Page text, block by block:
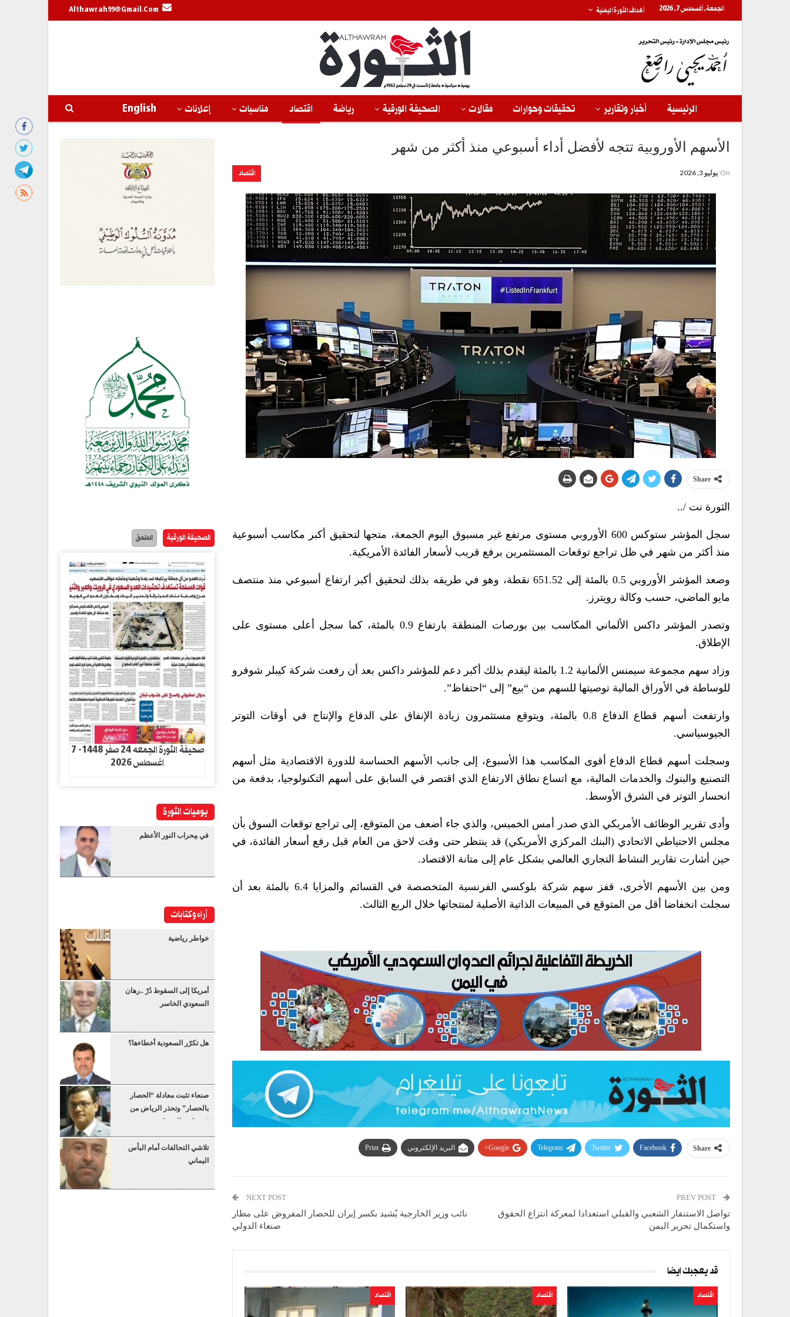
الجمعة, أغسطس 7, 2026 أهداف الثورة اليمنية Althawrah99@gmail.com
الرئيسية أخبار وتقارير تحقيقات وحوارات مقالات الصحيفة الورقية رياضة اقتصاد مناسبات إعلانات English
الأسهم الأوروبية تتجه لأفضل أداء أسبوعي منذ أكثر من شهر
اقتصاد On يوليو 3, 2026
Share
الثورة نت /..
سجل المؤشر ستوكس 600 الأوروبي مستوى مرتفع غير مسبوق اليوم الجمعة، متجها لتحقيق أكبر مكاسب أسبوعية
منذ أكثر من شهر في ظل تراجع توقعات المستثمرين برفع ‌قريب لأسعار الفائدة الأمريكية.
وصعد المؤشر الأوروبي 0.5 بالمئة إلى 651.52 نقطة، وهو في طريقه بذلك لتحقيق أكبر ارتفاع أسبوعي منذ منتصف
مايو الماضي، حسب وكالة رويترز.
وتصدر المؤشر داكس الألماني المكاسب بين بورصات المنطقة بارتفاع 0.9 بالمئة، كما سجل أعلى مستوى على
الإطلاق.
وزاد سهم مجموعة سيمنس الألمانية 1.2 بالمئة ليقدم بذلك أكبر دعم للمؤشر داكس بعد أن رفعت شركة كيبلر شوفرو
للوساطة في الأوراق المالية توصيتها للسهم من “بيع” إلى “احتفاظ”.
وارتفعت أسهم قطاع الدفاع 0.8 بالمئة، ويتوقع مستثمرون زيادة الإنفاق على الدفاع والإنتاج في أوقات التوتر
الجيوسياسي.
وسجلت أسهم قطاع الدفاع أقوى المكاسب هذا ‌الأسبوع، إلى جانب الأسهم الحساسة للدورة الاقتصادية مثل أسهم
التصنيع والبنوك والخدمات المالية، مع اتساع نطاق الارتفاع الذي اقتصر في السابق على أسهم التكنولوجيا، بدفعة من
انحسار التوتر في الشرق الأوسط.
وأدى تقرير الوظائف الأمريكي الذي صدر أمس الخميس، والذي جاء أضعف من المتوقع، إلى تراجع توقعات السوق بأن
مجلس الاحتياطي الاتحادي (البنك المركزي الأمريكي) قد ينتظر حتى وقت لاحق من العام قبل رفع أسعار الفائدة، في
حين أشارت تقارير النشاط التجاري العالمي بشكل عام إلى متانة الاقتصاد.
ومن بين الأسهم الأخرى، قفز سهم شركة بلوكسي الفرنسية المتخصصة في القسائم والمزايا 6.4 بالمئة بعد أن
سجلت انخفاضا أقل من المتوقع في المبيعات الذاتية الأصلية لمنتجاتها خلال الربع الثالث.
Share
Facebook
Twitter
Telegram
Google+ البريد الإلكتروني Print
تواصل الاستنفار الشعبي والقبلي استعدادا لمعركة انتزاع الحقوق
واستكمال تحرير اليمن
NEXT POST
نائب وزير الخارجية يُشيد بكسر إيران للحصار المفروض على مطار
صنعاء الدولي
قد يعجبك ايضا
اقتصاد اقتصاد اقتصاد
الصحيفة الورقية الملحق
صحيفة الثورة الجمعه 24 صفر 1448- 7
اغسطس 2026
يوميات الثورة
في مِحراب النور الأعظم
آراء وكتابات
خواطر رياضية
أمريكا إلى السقوط دُرْ ..رهان
السعودي الخاسر
هل تكرّر السعودية أخطاءها؟
صنعاء تثبت معادلة “الحصار
بالحصار” وتحذر الرياض من
“عسكرة البحر”
تلاشي التحالفات أمام البأس
اليماني